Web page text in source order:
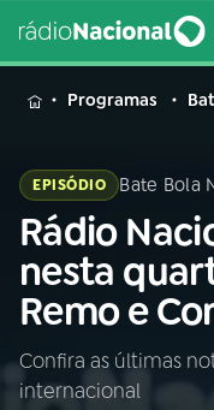
MENU
Buscar
na
Rádio
Nacional
Programas
EPISÓDIO Bate Bola
Rádio
nesta
Remo e
Confira as últimas
internacional